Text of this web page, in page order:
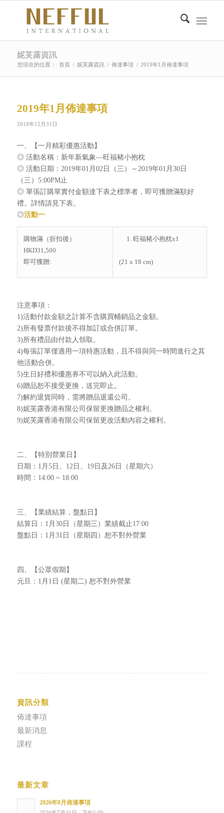
妮芙露資訊
您現在的位置： 首頁 / 妮芙露資訊 / 佈達事項 / 2019年1月佈達事項
2019年1月佈達事項
2018年12月31日
一、【一月精彩優惠活動】
◎ 活動名稱：新年新氣象—旺福豬小抱枕
◎ 活動日期：2019年01月02日（三）～2019年01月30日
（三）5:00PM止
◎ 單張訂購單實付金額達下表之標準者，即可獲贈滿額好
禮。詳情請見下表。
◎活動一
購物滿（折扣後）
HKD31,500
即可獲贈:
旺福豬小抱枕x1
(21 x 18 cm)
注意事項：
1)活動付款金額之計算不含購買輔銷品之金額。
2)所有發票付款後不得加訂或合併訂單。
3)所有禮品由付款人領取。
4)每張訂單僅適用一項特惠活動，且不得與同一時間進行之其
他活動合併。
5)生日好禮和優惠券不可以納入此活動。
6)贈品恕不接受更換，送完即止。
7)解約退貨同時，需將贈品退還公司。
8)妮芙露香港有限公司保留更換贈品之權利。
9)妮芙露香港有限公司保留更改活動內容之權利。
二、【特別營業日】
日期：1月5日、12日、19日及26日（星期六）
時間：14:00 ~ 18:00
三、【業績結算，盤點日】
結算日：1月30日（星期三）業績截止17:00
盤點日：1月31日（星期四）恕不對外營業
四、【公眾假期】
元旦：1月1日 (星期二) 恕不對外營業
資訊分類
佈達事項
最新消息
課程
最新文章
2026年8月佈達事項